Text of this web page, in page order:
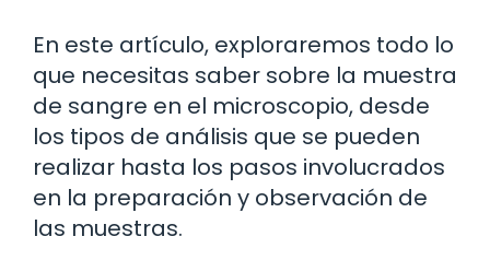
En este artículo, exploraremos todo lo
que necesitas saber sobre la muestra
de sangre en el microscopio, desde
los tipos de análisis que se pueden
realizar hasta los pasos involucrados
en la preparación y observación de
las muestras.